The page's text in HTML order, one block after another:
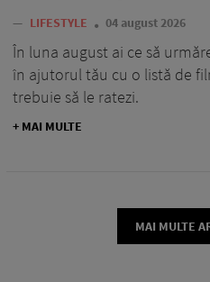
— LIFESTYLE 04 august 2026
În luna august ai ce să
în ajutorul tău cu o listă de
trebuie să le ratezi.
+ MAI MULTE
MAI MULTE